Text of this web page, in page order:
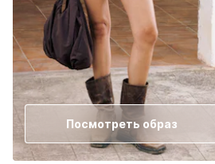
Посмотреть образ